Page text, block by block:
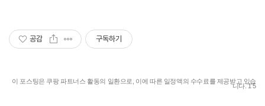
공감 구독하기
이 포스팅은 쿠팡 파트너스 활동의 일환으로, 이에 따른 일정액의 수수료를 제공받고 있습
니다. 1 5